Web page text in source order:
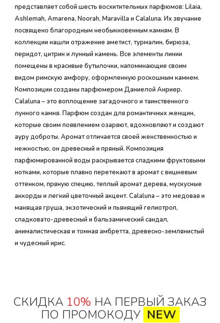
представляет собой шесть восхитительных парфюмов: Lilaia,
Ashlemah, Amarena, Noorah, Maravilla и Calaluna. Их звучание
посвящено благородным необыкновенным камням. В
коллекции нашли отражение аметист, турмалин, бирюза,
перидот, цитрин и лунный камень. Все элементы линии
помещены в красивые бутылочки, напоминающие своим
видом римскую амфору, оформленную роскошным камнем.
Композиции созданы парфюмером Даниелой Анриер.
Calaluna – это воплощение загадочного и таинственного
лунного камня. Парфюм создан для романтичных женщин,
которые своим появлением озаряют, вдохновляют и создают
ауру доброты. Аромат отличается своей женственностью и
нежностью, он древесный и пряный. Композиция
парфюмированной воды раскрывается сладкими фруктовыми
нотками, которые плавно перетекают в аромат с вишневым
оттенком, пряную специю, теплый аромат дерева, мускусные
аккорды и легкий цветочный акцент. Calaluna – это медовая и
манящая груша, экзотический и пьянящий гелиотроп,
сладковато-древесный и бальзамический сандал,
анималистическая и томная амбретта, древесно-землянистый
и чудесный ирис.
СКИДКА 10% НА ПЕРВЫЙ ЗАКАЗ
ПО ПРОМОКОДУ NEW